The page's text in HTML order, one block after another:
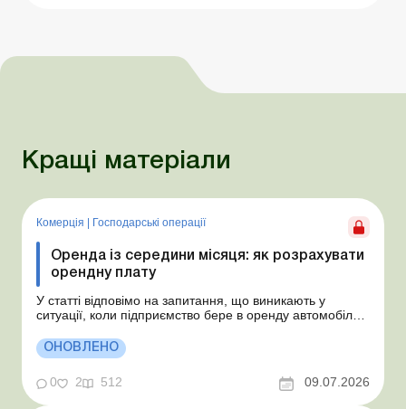
Кращі матеріали
Комерція Господарські операції
Оренда із середини місяця: як розрахувати
орендну плату
У статті відповімо на запитання, що виникають у
ситуації, коли підприємство бере в оренду автомобіль у
місяця. Підприємство орендує у фізособи автомобіль з
15.07.2026. Згідно з умовами договору орендна плата
становить 4 000 грн на місяць. Виникла...
ОНОВЛЕНО
0 2 512 09.07.2026